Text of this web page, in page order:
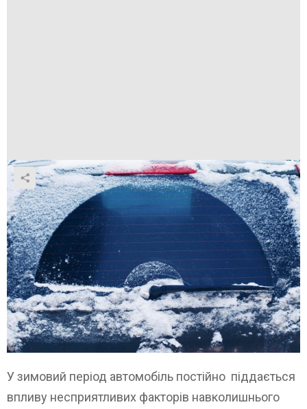
У зимовий період автомобіль постійно піддається
впливу несприятливих факторів навколишнього